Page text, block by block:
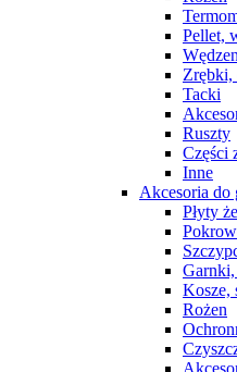
Pellet,
Zrębki,
Tacki
Ruszty
Części
Inne
Akcesoria do
Płyty
Kosze,
Rożen